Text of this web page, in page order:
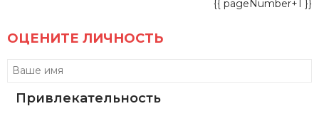
{{ pageNumber+1 }}
ОЦЕНИТЕ ЛИЧНОСТЬ
Привлекательность